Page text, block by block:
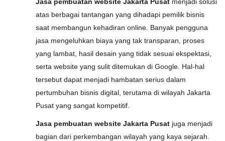
atas berbagai tantangan yang dihadapi pemilik bisnis
saat membangun kehadiran online. Banyak pengguna
jasa mengeluhkan biaya yang tak transparan, proses
yang lambat, hasil desain yang tidak sesuai ekspektasi,
serta website yang sulit ditemukan di Google. Hal-hal
tersebut dapat menjadi hambatan serius dalam
pertumbuhan bisnis digital, terutama di wilayah Jakarta
Pusat yang sangat kompetitif.
Jasa pembuatan website Jakarta Pusat juga menjadi
bagian dari perkembangan wilayah yang kaya sejarah.